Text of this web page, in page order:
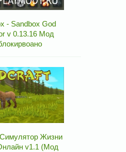
- Sandbox God
v 0.13.16 Мод
Жизни
v1.1 (Мод